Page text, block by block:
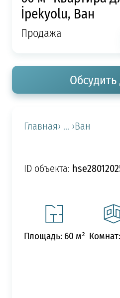
İpekyolu, Ван
Продажа
Обсудить
Главная› ... ›Ван
ID объекта:
Площадь: 60 м²